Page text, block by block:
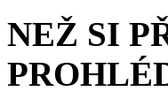
NEŽ SI